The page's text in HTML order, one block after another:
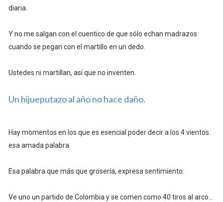
diaria.
Y no me salgan con el cuentico de que sólo echan madrazos
cuando se pegan con el martillo en un dedo.
Ustedes ni martillan, así que no inventen.
Un hijueputazo al año no hace daño.
Hay momentos en los que es esencial poder decir a los 4 vientos
esa amada palabra.
Esa palabra que más que grosería, expresa sentimiento.
Ve uno un partido de Colombia y se comen como 40 tiros al arco...